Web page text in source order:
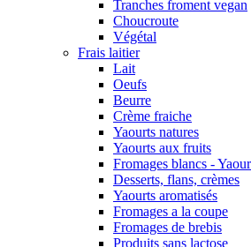
Tranches froment vegan
Choucroute
Végétal
Frais laitier
Lait
Oeufs
Beurre
Crème fraiche
Yaourts natures
Yaourts aux fruits
Fromages blancs -
Desserts, flans, crèmes
Yaourts aromatisés
Fromages a la coupe
Fromages de brebis
Produits sans lactose